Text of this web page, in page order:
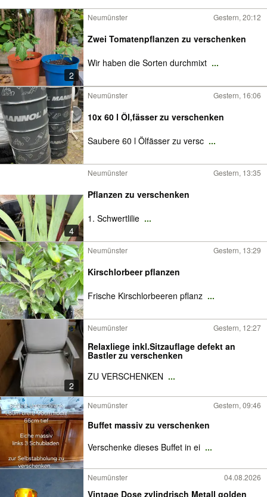
2
Neumünster Gestern, 20:12
Zwei Tomatenpflanzen zu verschenken
Wir haben die Sorten durchmixt ...
Neumünster Gestern, 16:06
10x 60 l Öl,fässer zu verschenken
Saubere 60 l Ölfässer zu versc ...
4
Neumünster Gestern, 13:35
Pflanzen zu verschenken
1. Schwertlilie ...
Neumünster Gestern, 13:29
Kirschlorbeer pflanzen
Frische Kirschlorbeeren pflanz ...
2
Neumünster Gestern, 12:27
Relaxliege inkl.Sitzauflage defekt an
Bastler zu verschenken
ZU VERSCHENKEN ...
Neumünster Gestern, 09:46
Buffet massiv zu verschenken
Verschenke dieses Buffet in ei ...
Neumünster 04.08.2026
Vintage Dose zylindrisch Metall golden